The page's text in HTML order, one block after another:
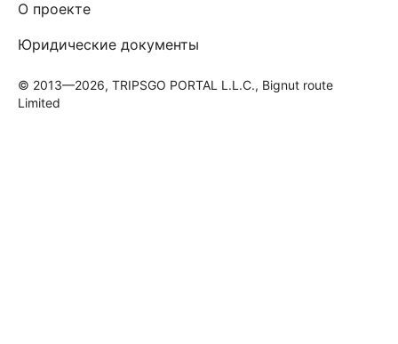
О проекте
Юридические документы
© 2013—2026, TRIPSGO PORTAL L.L.C., Bignut route
Limited